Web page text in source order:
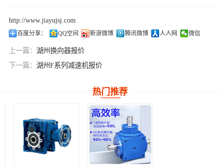
http://www.jiayujsj.com
百度分享： QQ空间 新浪微博 腾讯微博 人人网 微信
上一篇： 湖州换向器报价
下一篇： 湖州F系列减速机报价
热门推荐